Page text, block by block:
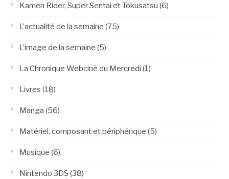
Kamen Rider, Super Sentai et Tokusatsu (6)
L'actualité de la semaine (75)
L'image de la semaine (5)
La Chronique Webciné du Mercredi (1)
Livres (18)
Manga (56)
Matériel, composant et périphérique (5)
Musique (6)
Nintendo 3DS (38)